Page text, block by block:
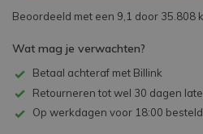
Beoordeeld met een 9,1 door 35.808
Wat mag je verwachten?
Betaal achteraf met Billink
Retourneren tot wel 30 dagen
Op werkdagen voor 18:00